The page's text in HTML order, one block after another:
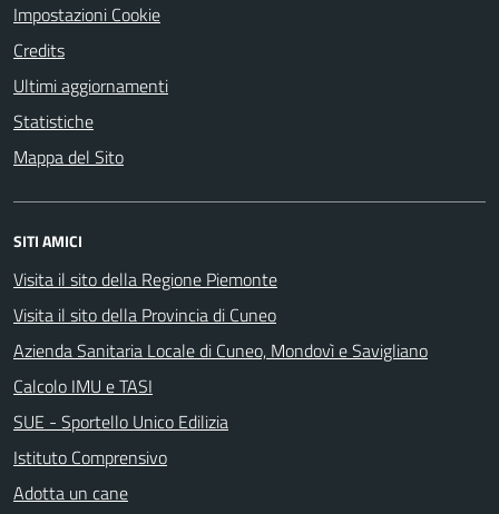
Impostazioni Cookie
Credits
Ultimi aggiornamenti
Statistiche
Mappa del Sito
SITI AMICI
Visita il sito della Regione Piemonte
Visita il sito della Provincia di Cuneo
Azienda Sanitaria Locale di Cuneo, Mondovì e Savigliano
Calcolo IMU e TASI
SUE - Sportello Unico Edilizia
Istituto Comprensivo
Adotta un cane